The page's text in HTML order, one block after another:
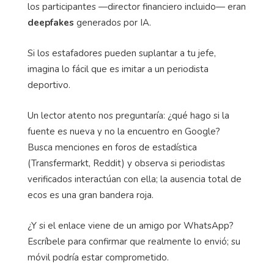
los participantes —director financiero incluido— eran
deepfakes generados por IA.
Si los estafadores pueden suplantar a tu jefe,
imagina lo fácil que es imitar a un periodista
deportivo.
Un lector atento nos preguntaría: ¿qué hago si la
fuente es nueva y no la encuentro en Google?
Busca menciones en foros de estadística
(Transfermarkt, Reddit) y observa si periodistas
verificados interactúan con ella; la ausencia total de
ecos es una gran bandera roja.
¿Y si el enlace viene de un amigo por WhatsApp?
Escríbele para confirmar que realmente lo envió; su
móvil podría estar comprometido.